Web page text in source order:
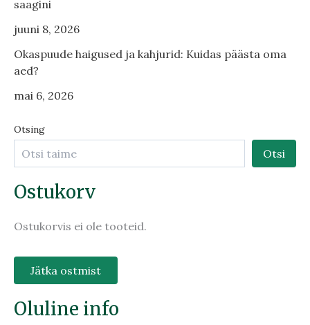
saagini
juuni 8, 2026
Okaspuude haigused ja kahjurid: Kuidas päästa oma
aed?
mai 6, 2026
Otsing
Otsi
Ostukorv
Ostukorvis ei ole tooteid.
Jätka ostmist
Oluline info